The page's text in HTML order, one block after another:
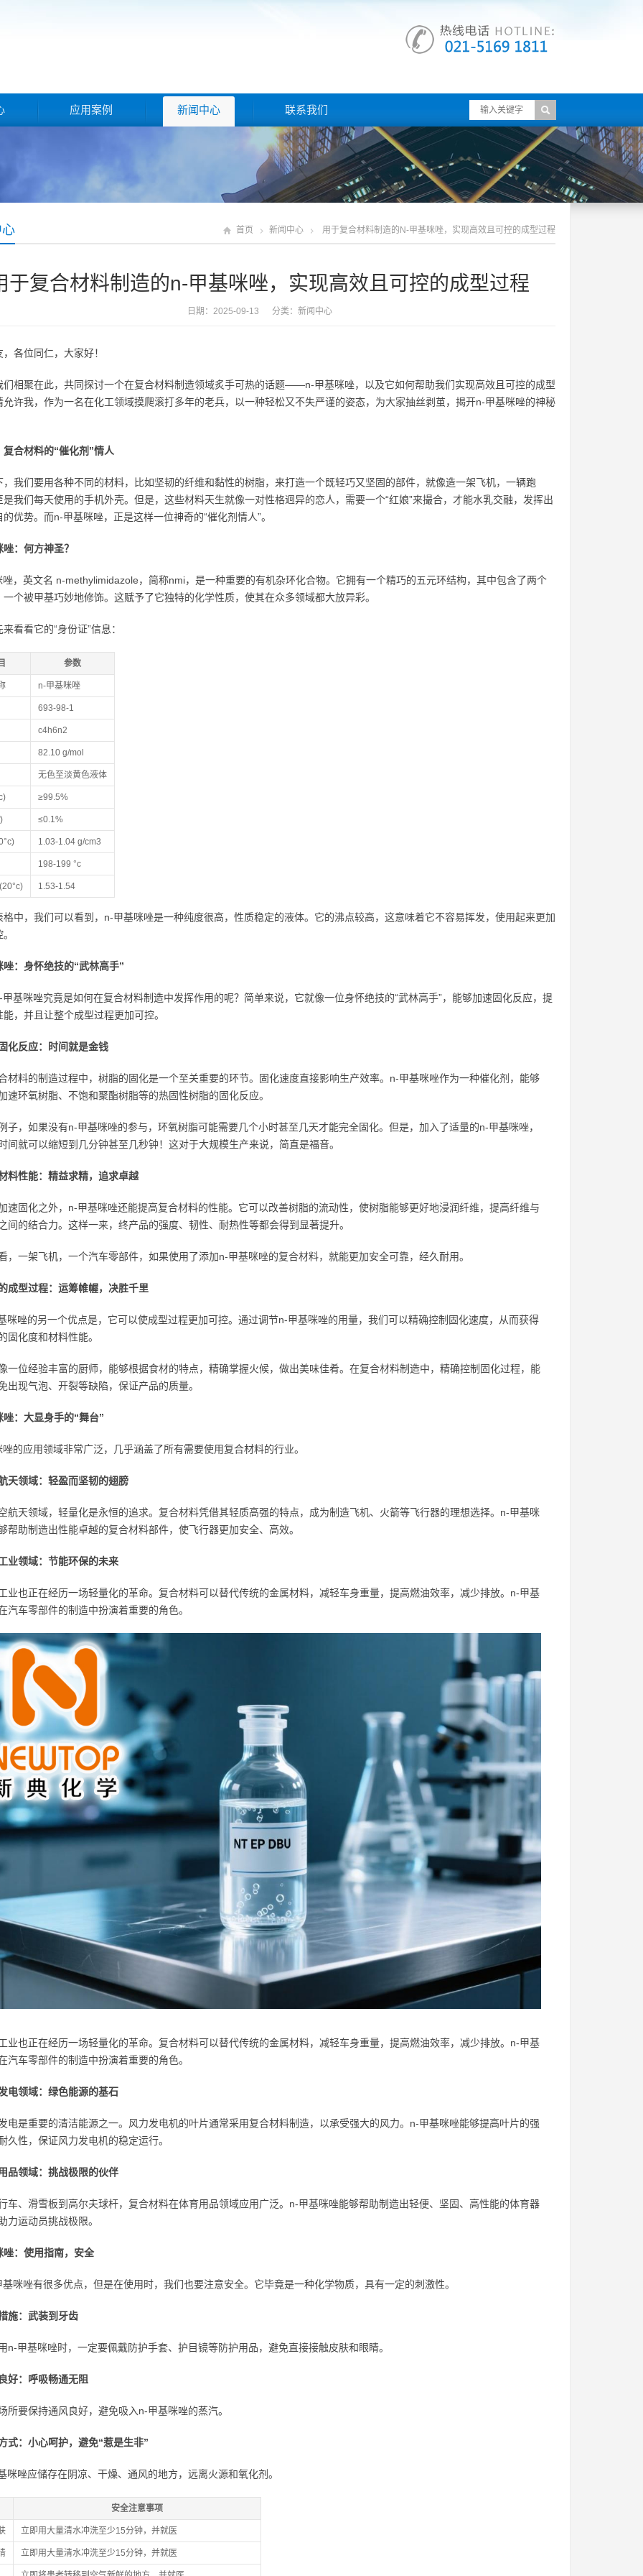
应用案例 新闻中心 联系我们
首页 新闻中心 用于复合材料制造的n-甲基咪唑，实现高效且可控的成型过程
于复合材料制造的n-甲基咪唑，实现高效且可控的成型过程
日期：2025-09-13 分类： 新闻中心
各位同仁，大家好！
们相聚在此，共同探讨一个在复合材料制造领域炙手可热的话题——n-甲基咪唑，以及它如何帮助我们实现高效且可控的成型
允许我，作为一名在化工领域摸爬滚打多年的老兵，以一种轻松又不失严谨的姿态，为大家抽丝剥茧，揭开n-甲基咪唑的神秘
复合材料的“催化剂”情人
，我们要用各种不同的材料，比如坚韧的纤维和黏性的树脂，来打造一个既轻巧又坚固的部件，就像造一架飞机，一辆跑
是我们每天使用的手机外壳。但是，这些材料天生就像一对性格迥异的恋人，需要一个“红娘”来撮合，才能水乳交融，发挥出
优势。而n-甲基咪唑，正是这样一位神奇的“催化剂情人”。
：何方神圣？
唑，英文名 n-methylimidazole，简称nmi，是一种重要的有机杂环化合物。它拥有一个精巧的五元环结构，其中包含了两个
一个被甲基巧妙地修饰。这赋予了它独特的化学性质，使其在众多领域都大放异彩。
看看它的“身份证”信息：
参数
n-甲基咪唑
693-98-1
c4h6n2
82.10 g/mol
无色至淡黄色液体
≥99.5%
≤0.1%
1.03-1.04 g/cm3
198-199 °c
1.53-1.54
格中，我们可以看到，n-甲基咪唑是一种纯度很高，性质稳定的液体。它的沸点较高，这意味着它不容易挥发，使用起来更加
：身怀绝技的“武林高手”
基咪唑究竟是如何在复合材料制造中发挥作用的呢？简单来说，它就像一位身怀绝技的“武林高手”，能够加速固化反应，提
，并且让整个成型过程更加可控。
化反应：时间就是金钱
材料的制造过程中，树脂的固化是一个至关重要的环节。固化速度直接影响生产效率。n-甲基咪唑作为一种催化剂，能够
速环氧树脂、不饱和聚酯树脂等的热固性树脂的固化反应。
子，如果没有n-甲基咪唑的参与，环氧树脂可能需要几个小时甚至几天才能完全固化。但是，加入了适量的n-甲基咪唑，
间就可以缩短到几分钟甚至几秒钟！这对于大规模生产来说，简直是福音。
料性能：精益求精，追求卓越
速固化之外，n-甲基咪唑还能提高复合材料的性能。它可以改善树脂的流动性，使树脂能够更好地浸润纤维，提高纤维与
间的结合力。这样一来，终产品的强度、韧性、耐热性等都会得到显著提升。
，一架飞机，一个汽车零部件，如果使用了添加n-甲基咪唑的复合材料，就能更加安全可靠，经久耐用。
成型过程：运筹帷幄，决胜千里
咪唑的另一个优点是，它可以使成型过程更加可控。通过调节n-甲基咪唑的用量，我们可以精确控制固化速度，从而获得
固化度和材料性能。
一位经验丰富的厨师，能够根据食材的特点，精确掌握火候，做出美味佳肴。在复合材料制造中，精确控制固化过程，能
出现气泡、开裂等缺陷，保证产品的质量。
：大显身手的“舞台”
的应用领域非常广泛，几乎涵盖了所有需要使用复合材料的行业。
天领域：轻盈而坚韧的翅膀
航天领域，轻量化是永恒的追求。复合材料凭借其轻质高强的特点，成为制造飞机、火箭等飞行器的理想选择。n-甲基咪
帮助制造出性能卓越的复合材料部件，使飞行器更加安全、高效。
业领域：节能环保的未来
业也正在经历一场轻量化的革命。复合材料可以替代传统的金属材料，减轻车身重量，提高燃油效率，减少排放。n-甲基
汽车零部件的制造中扮演着重要的角色。
业也正在经历一场轻量化的革命。复合材料可以替代传统的金属材料，减轻车身重量，提高燃油效率，减少排放。n-甲基
汽车零部件的制造中扮演着重要的角色。
电领域：绿色能源的基石
电是重要的清洁能源之一。风力发电机的叶片通常采用复合材料制造，以承受强大的风力。n-甲基咪唑能够提高叶片的强
久性，保证风力发电机的稳定运行。
品领域：挑战极限的伙伴
车、滑雪板到高尔夫球杆，复合材料在体育用品领域应用广泛。n-甲基咪唑能够帮助制造出轻便、坚固、高性能的体育器
力运动员挑战极限。
唑：使用指南，安全
咪唑有很多优点，但是在使用时，我们也要注意安全。它毕竟是一种化学物质，具有一定的刺激性。
施：武装到牙齿
n-甲基咪唑时，一定要佩戴防护手套、护目镜等防护用品，避免直接接触皮肤和眼睛。
好：呼吸畅通无阻
所要保持通风良好，避免吸入n-甲基咪唑的蒸汽。
式：小心呵护，避免“惹是生非”
咪唑应储存在阴凉、干燥、通风的地方，远离火源和氧化剂。
安全注意事项
立即用大量清水冲洗至少15分钟，并就医
立即用大量清水冲洗至少15分钟，并就医